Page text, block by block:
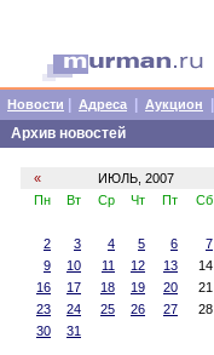
Новости Адреса Аукцион
Архив новостей
« ИЮЛЬ, 2007
Пн
Вт Ср Чт Пт Сб
2
3 4 5 6 7
9
10 11 12 13 14
16
17 18 19 20 21
23
24 25 26 27 28
30
31